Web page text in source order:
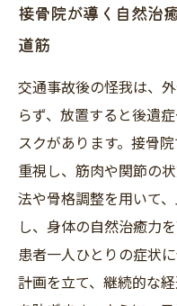
接骨院が導く自然治
道筋
交通事故後の怪我は、
らず、放置すると後遺
スクがあります。接骨
重視し、筋肉や関節の
法や骨格調整を用いて
し、身体の自然治癒力
患者一人ひとりの症状
計画を立て、継続的な